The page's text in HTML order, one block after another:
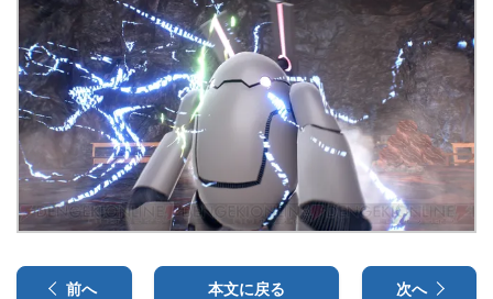
前へ 本文に戻る 次へ